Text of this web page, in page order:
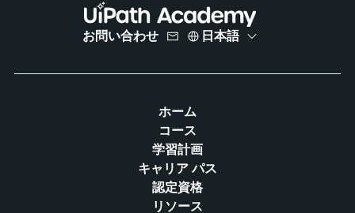
お問い合わせ 日本語
ホーム
コース
学習計画
キャリア パス
認定資格
リソース